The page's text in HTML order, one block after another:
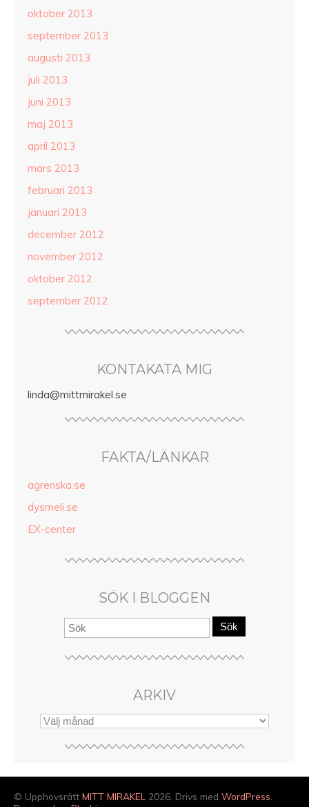
oktober 2013
september 2013
augusti 2013
juli 2013
juni 2013
maj 2013
april 2013
mars 2013
februari 2013
januari 2013
december 2012
november 2012
oktober 2012
september 2012
KONTAKATA MIG
linda@mittmirakel.se
FAKTA/LÄNKAR
agrenska.se
dysmeli.se
EX-center
SÖK I BLOGGEN
Sök
ARKIV
© Upphovsrätt MITT MIRAKEL 2026. Drivs med WordPress